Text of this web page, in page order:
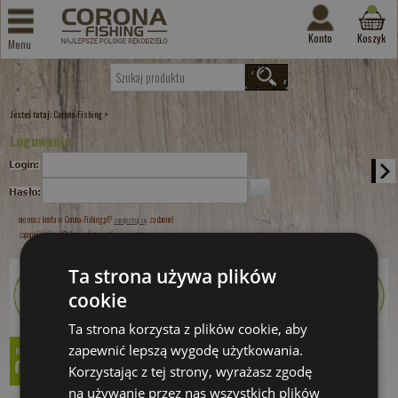
Menu Konto Koszyk
Jesteś tutaj: Corona-Fishing >
Logowanie
nie masz konta w Corona-Fishing.pl? zarejestruj się za darmo!
zapomniałeś hasła? skorzystaj z opcjiprzypomnij hasło!
Ta strona używa plików
cookie
Ta strona korzysta z plików cookie, aby
zapewnić lepszą wygodę użytkowania.
Korzystając z tej strony, wyrażasz zgodę
na używanie przez nas wszystkich plików